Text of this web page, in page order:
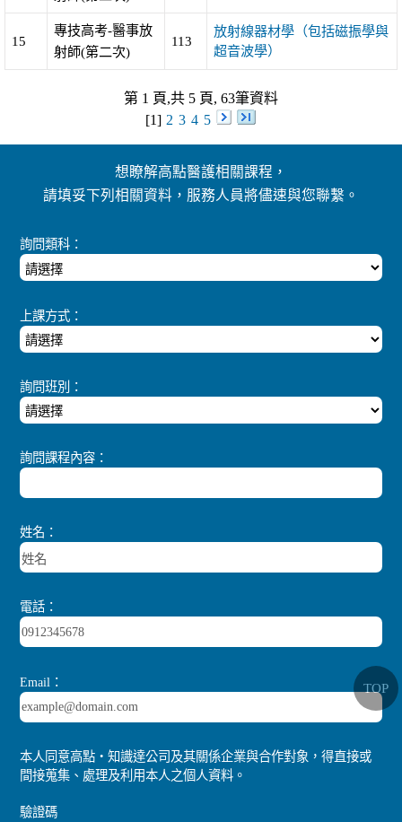
15
專技高考-醫事放
射師(第二次)
113
放射線器材學（包括磁振學與
超音波學）
第 1 頁,共 5 頁, 63筆資料
[1] 2 3 4 5
想瞭解高點醫護相關課程，
請填妥下列相關資料，服務人員將儘速與您聯繫。
詢問類科：
上課方式：
詢問班別：
詢問課程內容：
姓名：
電話：
Email：
本人同意高點‧知識達公司及其關係企業與合作對象，得直接或
間接蒐集、處理及利用本人之個人資料。
驗證碼
TOP